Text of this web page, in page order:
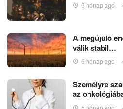
6 hónap ago
A megújuló
válik stabil…
6 hónap ago
Személyre
az